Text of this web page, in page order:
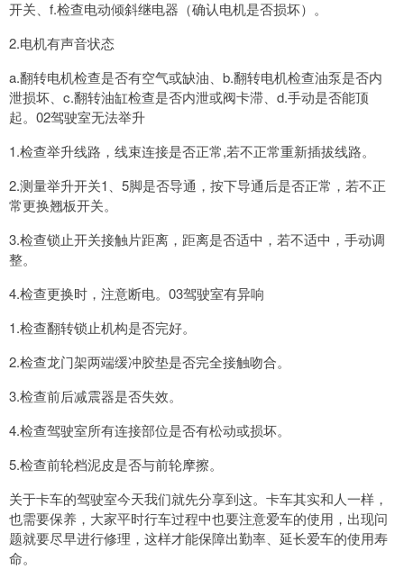
开关、f.检查电动倾斜继电器（确认电机是否损坏）。
2.电机有声音状态
a.翻转电机检查是否有空气或缺油、b.翻转电机检查油泵是否内
泄损坏、c.翻转油缸检查是否内泄或阀卡滞、d.手动是否能顶
起。02驾驶室无法举升
1.检查举升线路，线束连接是否正常,若不正常重新插拔线路。
2.测量举升开关1、5脚是否导通，按下导通后是否正常，若不正
常更换翘板开关。
3.检查锁止开关接触片距离，距离是否适中，若不适中，手动调
整。
4.检查更换时，注意断电。03驾驶室有异响
1.检查翻转锁止机构是否完好。
2.检查龙门架两端缓冲胶垫是否完全接触吻合。
3.检查前后减震器是否失效。
4.检查驾驶室所有连接部位是否有松动或损坏。
5.检查前轮档泥皮是否与前轮摩擦。
关于卡车的驾驶室今天我们就先分享到这。卡车其实和人一样，
也需要保养，大家平时行车过程中也要注意爱车的使用，出现问
题就要尽早进行修理，这样才能保障出勤率、延长爱车的使用寿
命。